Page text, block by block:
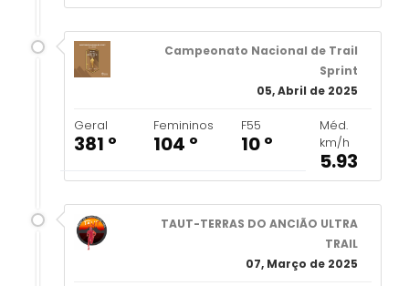
Campeonato Nacional de Trail
Sprint
05, Abril de 2025
Geral
381 º
Femininos
104 º
F55
10 º
Méd.
km/h
5.93
TAUT-TERRAS DO ANCIÃO ULTRA
TRAIL
07, Março de 2025